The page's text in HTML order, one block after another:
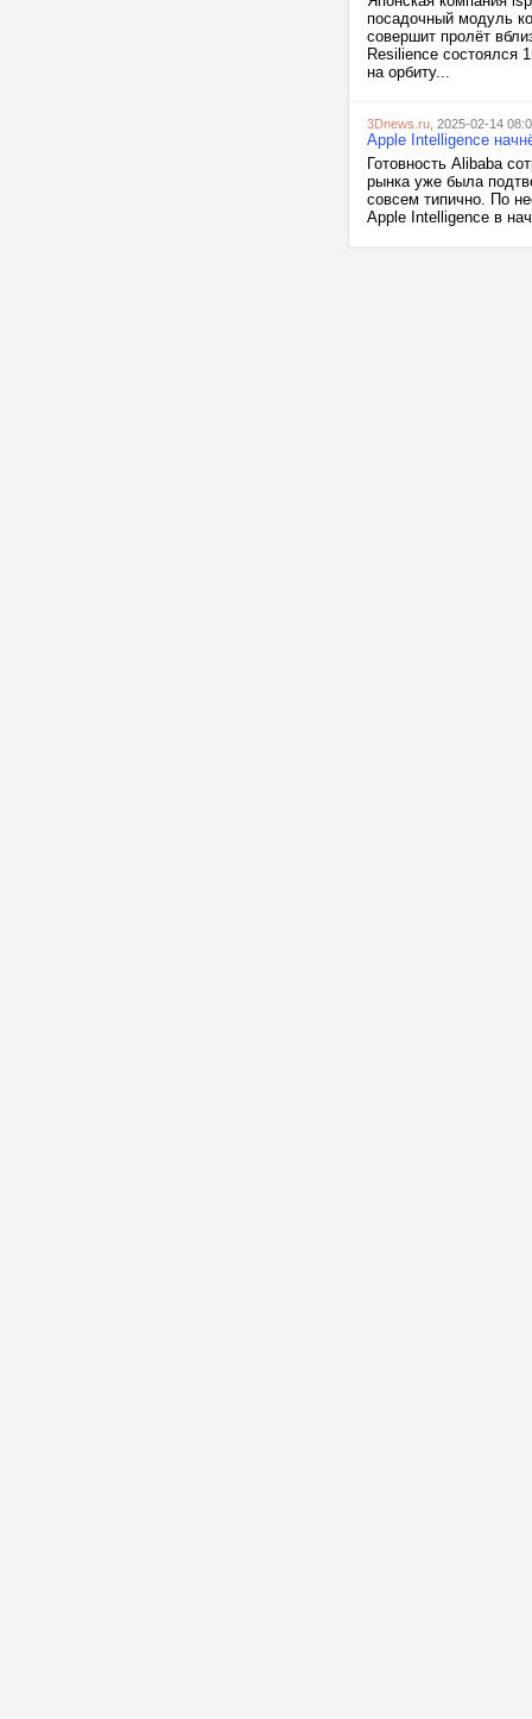
посадочный модуль
совершит пролёт
Resilience состоялся
на орбиту...
3Dnews.ru , 2025-02-14
Apple Intelligence
Готовность Alibaba
рынка уже была
совсем типично. По
Apple Intelligence в